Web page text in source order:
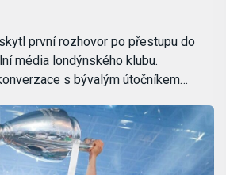
první rozhovor po přestupu do
média londýnského klubu.
s bývalým útočníkem…